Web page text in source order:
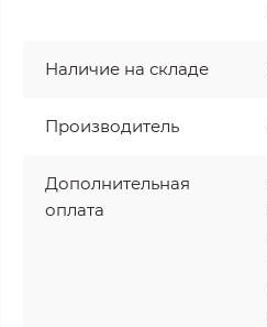
Наличие на складе
Производитель
Дополнительная
оплата